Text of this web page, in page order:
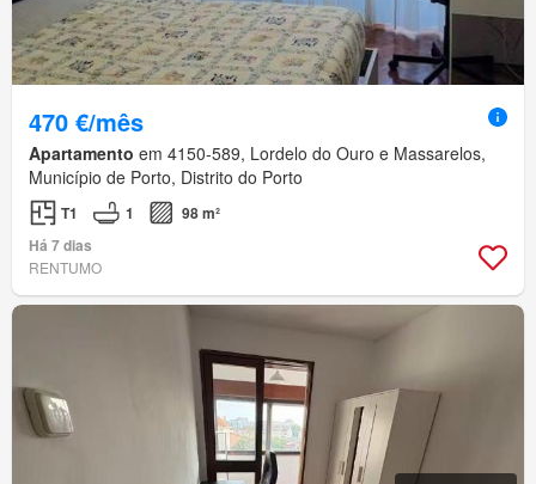
470 €/mês
Apartamento em 4150-589, Lordelo do Ouro e Massarelos,
Município de Porto, Distrito do Porto
T1 1
98 m²
Há 7 dias
RENTUMO